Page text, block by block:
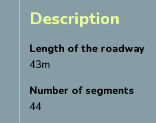
Description
Length of the roadway
43m
Number of segments
44